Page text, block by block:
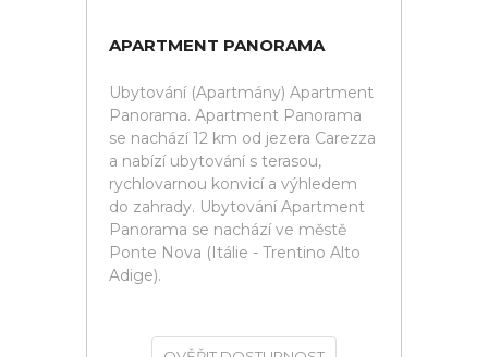
APARTMENT PANORAMA
Ubytování (Apartmány) Apartment
Panorama. Apartment Panorama
se nachází 12 km od jezera Carezza
a nabízí ubytování s terasou,
rychlovarnou konvicí a výhledem
do zahrady. Ubytování Apartment
Panorama se nachází ve městě
Ponte Nova (Itálie - Trentino Alto
Adige).